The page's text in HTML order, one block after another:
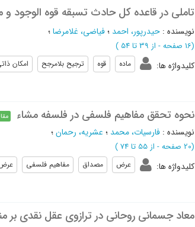
تاملی در قاعده کل حادث تسبقه قوه الوجود و
نویسنده : حیدرپور، احمد ؛فیاضی، غلامرضا؛
(‎16 صفحه - از 39 تا 54 )
کلیدواژه ها: ماده قوه ترجیح بلامرجح امکان
نحوه تحقق مفاهیم فلسفی در فلسفه مشاء
نویسنده : فارسیات، محمد ؛ عشریه، رحمان؛
(‎20 صفحه - از 55 تا 74 )
کلیدواژه ها: عرض مصداق مفاهیم فلسفی
معاد جسمانی روحانی در ترازوی عقل نقدی بر